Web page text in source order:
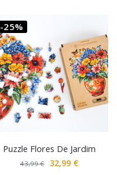
-25%
Puzzle Flores De Jardim
43,99€ 32,99 €